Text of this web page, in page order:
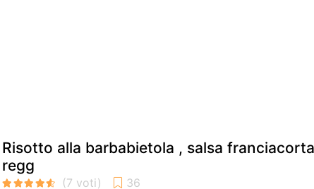
Risotto alla barbabietola , salsa
regg